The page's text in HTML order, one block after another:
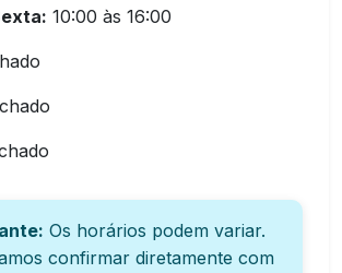
10:00 às 16:00
Os horários podem variar.
confirmar diretamente com